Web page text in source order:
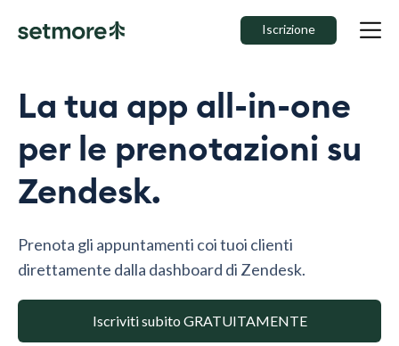
Iscrizione
La tua app all-in-one
per le prenotazioni su
Zendesk.
Prenota gli appuntamenti coi tuoi clienti
direttamente dalla dashboard di Zendesk.
Iscriviti subito GRATUITAMENTE